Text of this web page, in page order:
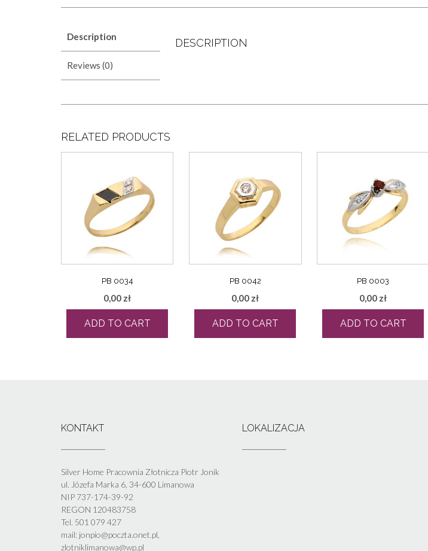
Description
Reviews (0)
DESCRIPTION
RELATED PRODUCTS
PB 0034
0,00 zł
ADD TO CART
PB 0042
0,00 zł
ADD TO CART
PB 0003
0,00 zł
ADD TO CART
KONTAKT
Silver Home Pracownia Złotnicza Piotr Jonik
ul. Józefa Marka 6, 34-600 Limanowa
NIP 737-174-39-92
REGON 120483758
Tel. 501 079 427
mail: jonpio@poczta.onet.pl,
zlotniklimanowa@wp.pl
LOKALIZACJA